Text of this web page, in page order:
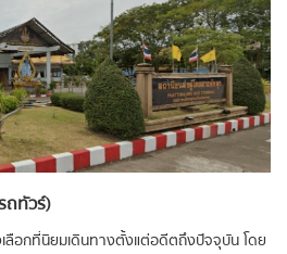
ถทัวร์)
ลือกที่นิยมเดินทางตั้งแต่อดีตถึงปัจจุบัน โดย